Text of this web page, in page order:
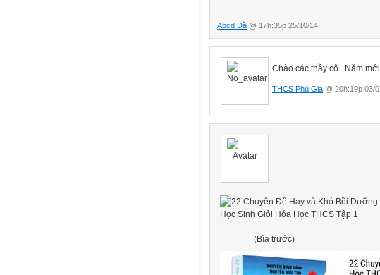
Abcd Dầ @ 17h:35p 25/10/14
Chào các thầy cô . Năm
THCS Phú Gia @ 20h:19p 03/
(Bìa trước)